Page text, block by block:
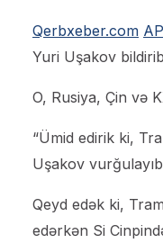
Qerbxeber.com
Yuri Uşakov
O, Rusiya, Çin və
“Ümid edirik ki,
Uşakov
Qeyd edək ki,
edərkən Si